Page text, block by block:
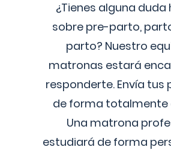
¿Tienes alguna duda
sobre pre-parto,
parto? Nuestro
matronas estará
responderte. Envía tus
de forma totalmente
Una matrona
estudiará de forma